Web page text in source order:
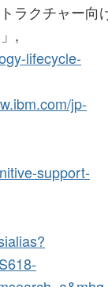
ラクチャー向
,
lifecycle-
jp-
support-